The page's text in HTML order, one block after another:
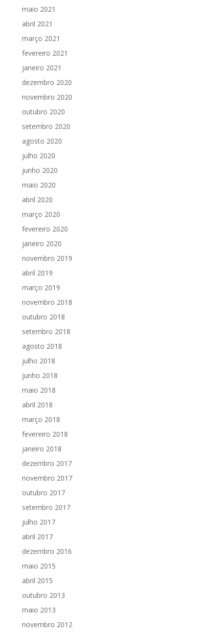
maio 2021
abril 2021
março 2021
fevereiro 2021
janeiro 2021
dezembro 2020
novembro 2020
outubro 2020
setembro 2020
agosto 2020
julho 2020
junho 2020
maio 2020
abril 2020
março 2020
fevereiro 2020
janeiro 2020
novembro 2019
abril 2019
março 2019
novembro 2018
outubro 2018
setembro 2018
agosto 2018
julho 2018
junho 2018
maio 2018
abril 2018
março 2018
fevereiro 2018
janeiro 2018
dezembro 2017
novembro 2017
outubro 2017
setembro 2017
julho 2017
abril 2017
dezembro 2016
maio 2015
abril 2015
outubro 2013
maio 2013
novembro 2012